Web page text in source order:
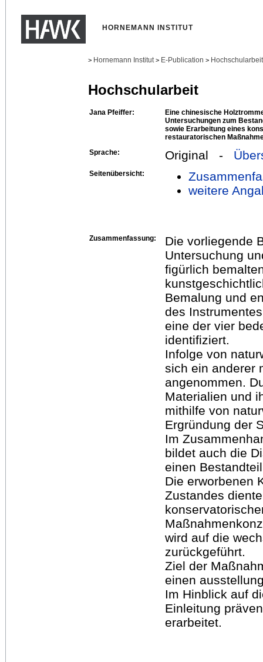
HORNEMANN INSTITUT
> Hornemann Institut > E-Publication >
Hochschularbeit
Jana Pfeiffer:
Eine chinesische
Untersuchungen zum
sowie Erarbeitung eines
restauratorischen
Sprache:
Original -
Seitenübersicht:
weitere
Zusammenfassung:
Die vorliegende
Untersuchung
figürlich
Bemalung und
des
eine der vier
identifiziert.
Infolge von
sich ein anderer
angenommen.
Materialien und
mithilfe von
Ergründung der
Im
bildet auch die
einen
Die erworbenen
Zustandes
wird auf die
zurückgeführt.
Ziel der
einen
Im Hinblick auf
Einleitung
erarbeitet.